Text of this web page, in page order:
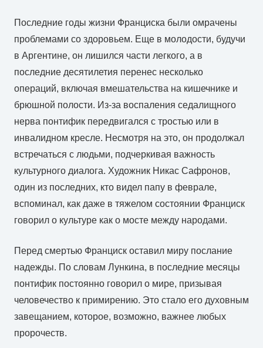
Последние годы жизни Франциска были омрачены
проблемами со здоровьем. Еще в молодости, будучи
в Аргентине, он лишился части легкого, а в
последние десятилетия перенес несколько
операций, включая вмешательства на кишечнике и
брюшной полости. Из-за воспаления седалищного
нерва понтифик передвигался с тростью или в
инвалидном кресле. Несмотря на это, он продолжал
встречаться с людьми, подчеркивая важность
культурного диалога. Художник Никас Сафронов,
один из последних, кто видел папу в феврале,
вспоминал, как даже в тяжелом состоянии Франциск
говорил о культуре как о мосте между народами.
Перед смертью Франциск оставил миру послание
надежды. По словам Лункина, в последние месяцы
понтифик постоянно говорил о мире, призывая
человечество к примирению. Это стало его духовным
завещанием, которое, возможно, важнее любых
пророчеств.